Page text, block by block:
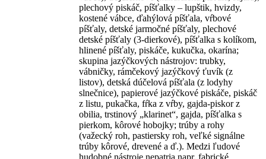
plechový piskáč, píšťalky – lupštik, hvizdy,
kostené vábce, ďahýlová píšťala, vŕbové
píšťaly, detské jarmočné píšťaly, plechové
detské píšťaly (3-dierkové), píšťalka s kolíkom,
hlinené píšťaly, piskáče, kukučka, okarína;
skupina jazýčkových nástrojov: trubky,
vábničky, rámčekový jazýčkový ťuvík (z
listov), detská dúčelová píšťala (z lodyhy
slnečnice), papierové jazýčkové piskáče, piskáč
z listu, pukačka, fŕka z vŕby, gajda-piskor z
obilia, trstinový „klarinet“, gajda, píšťalka s
pierkom, kôrové hobojky; trúby a rohy
(važecký roh, pastiersky roh, veľké signálne
trúby kôrové, drevené a ď.). Medzi ľudové
hudobné nástroje nepatria napr. fabrické